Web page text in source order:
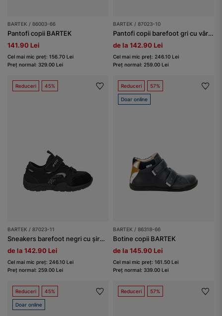
BARTEK / 86003-66
Pantofi copii BARTEK
141.90 Lei
Cel mai mic preț: 156.70 Lei
Preț normal: 329.00 Lei
BARTEK / 87023-10
Pantofi copii barefoot gri cu vârf larg BARTEK 87023-10
de la 142.90 Lei
Cel mai mic preț: 246.10 Lei
Preț normal: 259.00 Lei
Reduceri 45%
BARTEK / 87023-11
Sneakers barefoot negri cu șireturi elastice BARTEK 87023-11
de la 142.90 Lei
Cel mai mic preț: 246.10 Lei
Preț normal: 259.00 Lei
Reduceri 57%
Doar online
BARTEK / 86318-66
Botine copii BARTEK
de la 145.90 Lei
Cel mai mic preț: 161.50 Lei
Preț normal: 339.00 Lei
Reduceri 45%
Doar online
Reduceri 57%